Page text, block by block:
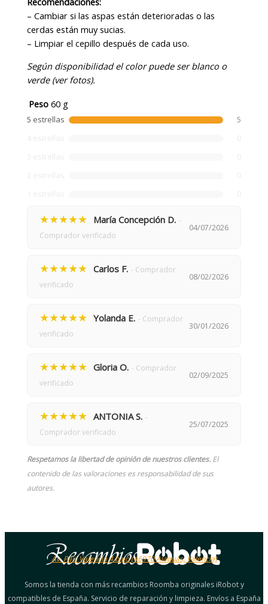
– Cambiar si las aspas están deterioradas o las
cerdas están muy sucias.
– Limpiar el cepillo después de cada uso.
Según disponibilidad el color puede ser blanco o
verde (ver fotos).
Peso 60 g
5 estrellas
5
★★★★★ María Concepción D. -
Comprador verificado
04/07/2026
★★★★★ Carlos F. - Comprador
verificado
08/02/2026
★★★★★ Yolanda E. - Comprador
verificado
30/01/2026
★★★★★ Gloria O. - Comprador
verificado
02/09/2025
★★★★★ ANTONIA S. -
Comprador verificado
25/07/2025
Respetamos la libertad de opinión de nuestros clientes. El
contenido de las valoraciones es responsabilidad de sus
autores.
Av. País Valencià 4 bajo (46970 Alaquàs, Valencia)
Somos la tienda con más recambios Roomba originales iRobot y
compatibles de España. Servicio de reparación y limpieza. Envíos a España